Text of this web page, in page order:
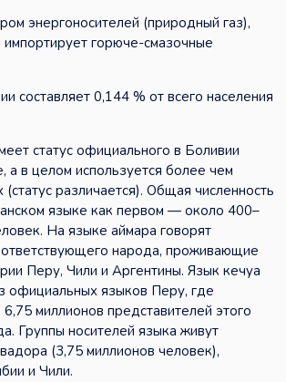
энергоносителей (природный газ),
горюче-смазочные
составляет 0,144 % от всего населения
статус официального в Боливии
а в целом используется более чем
(статус различается). Общая численность
языке как первом — около 400–
На языке аймара говорят
народа, проживающие
Перу, Чили и Аргентины. Язык кечуа
официальных языков Перу, где
миллионов представителей этого
Группы носителей языка живут
(3,75 миллионов человек),
и Чили.